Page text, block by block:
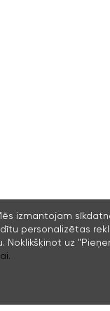
izmantojam
personalizētas
Noklikšķinot uz